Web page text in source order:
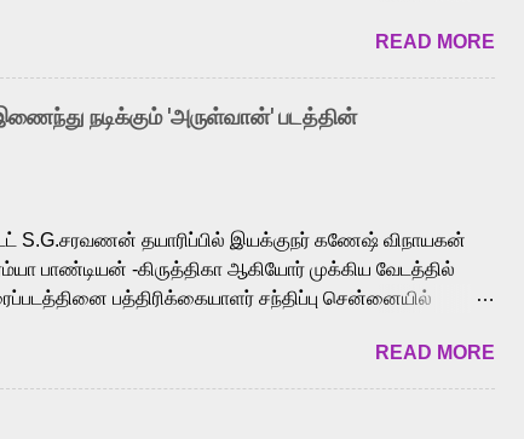
Tamil voice cast led by celebrated playback
iconic superhero He-Man. Known for memorable songs
from Ghajini, and “Mun Andhi” from 7 Aum Arivu,
strong command over multiple languages, making him
Menon, known for portraying memorable
READ MORE
நடிக்கும் 'அருள்வான்' படத்தின்
S.G.சரவணன் தயாரிப்பில் இயக்குநர் கணேஷ் விநாயகன்
பாண்டியன் -கிருத்திகா ஆகியோர் முக்கிய வேடத்தில்
பத்திரிக்கையாளர் சந்திப்பு சென்னையில்
வி டி வி கணேஷ் , ஜான் விஜய், பேபி கிருத்திகா,
நடித்திருக்கிறார்கள். எம். சுகுமார் ஒளிப்பதிவு
குமார் இசையமைத்திருக்கிறார். லால்குடி
READ MORE